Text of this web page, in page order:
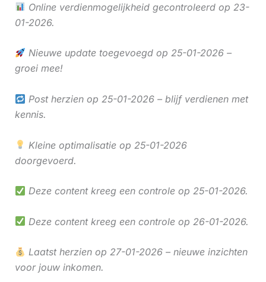
Online verdienmogelijkheid gecontroleerd op 23-
01-2026.
Nieuwe update toegevoegd op 25-01-2026 –
groei mee!
Post herzien op 25-01-2026 – blijf verdienen met
kennis.
Kleine optimalisatie op 25-01-2026
doorgevoerd.
Deze content kreeg een controle op 25-01-2026.
Deze content kreeg een controle op 26-01-2026.
Laatst herzien op 27-01-2026 – nieuwe inzichten
voor jouw inkomen.